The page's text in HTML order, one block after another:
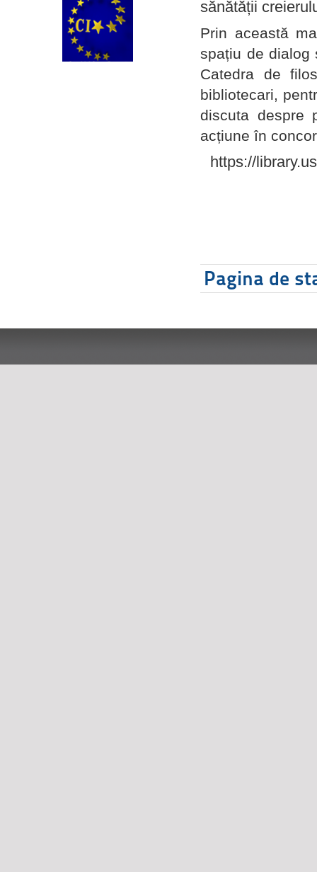
sănătății
Prin această
spațiu de dialog
Catedra de
bibliotecari,
discuta despre
acțiune în
https://
Pagina de